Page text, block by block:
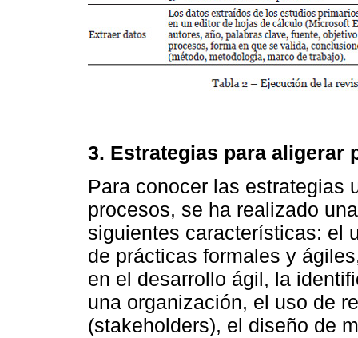
3. Estrategias para aligerar
Para conocer las estrategias
procesos, se ha realizado
siguientes características: el
de prácticas formales y
en el desarrollo ágil, la
una organización, el uso de
(stakeholders), el diseño de